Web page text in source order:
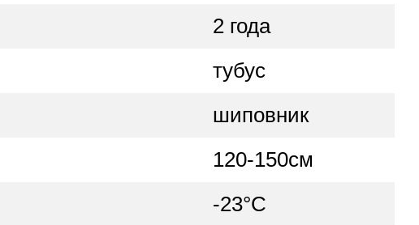
2 года
тубус
шиповник
120-150см
-23°C